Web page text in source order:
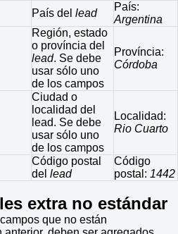
País del lead
País:
Argentina
Región, estado
o província del
lead. Se debe
usar sólo uno
de los campos
Província:
Córdoba
Ciudad o
localidad del
lead. Se debe
usar sólo uno
de los campos
Localidad:
Rio Cuarto
Código postal
del lead
Código
postal: 1442
extra no estándar
que no están